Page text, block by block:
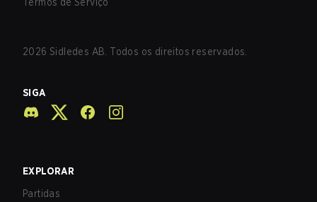
2026 Sidledes AB. Todos os direitos reservados.
SIGA
EXPLORAR
Partidas